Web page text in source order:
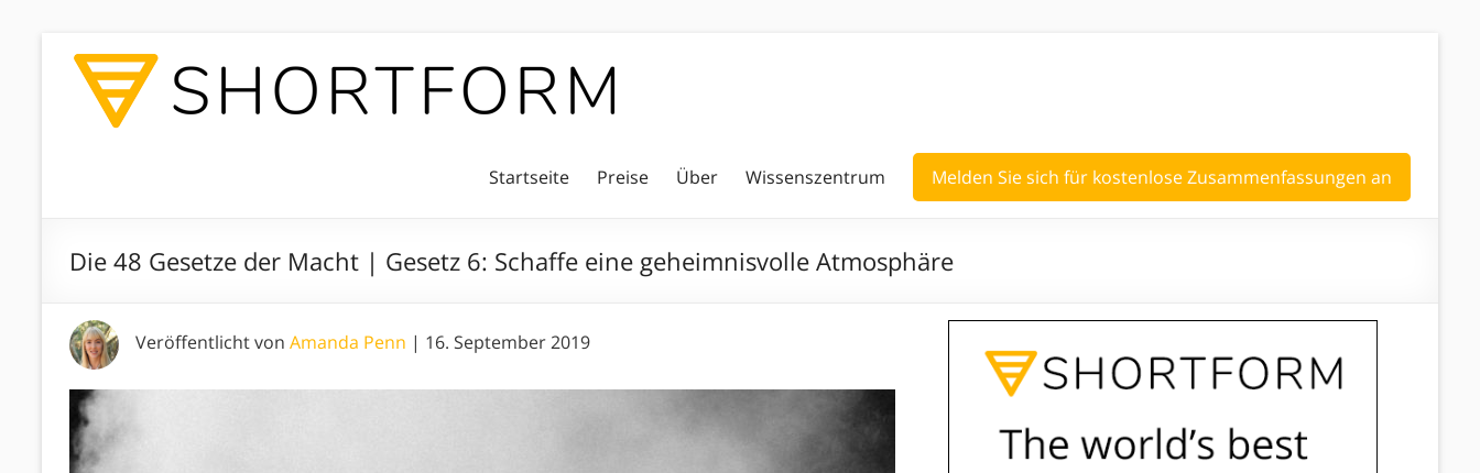
Startseite Preise Über Wissenszentrum Melden Sie sich für kostenlose Zusammenfassungen an
Die 48 Gesetze der Macht | Gesetz 6: Schaffe eine geheimnisvolle Atmosphäre
Veröffentlicht von Amanda Penn | 16. September 2019